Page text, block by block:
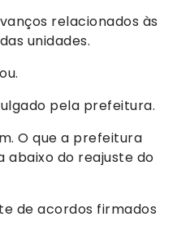
relacionados às
unidades.
pela prefeitura.
O que a prefeitura
abaixo do reajuste do
de acordos firmados